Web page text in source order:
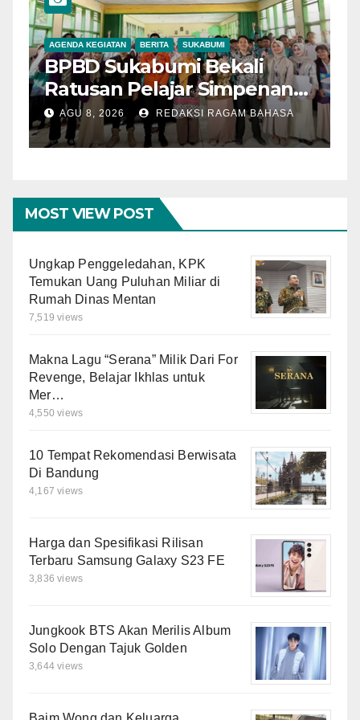
AGENDA KEGIATAN BERITA SUKABUMI
BPBD Sukabumi Bekali
Ratusan Pelajar Simpenan
dengan Mitigasi Bencana
dan PFA
AGU 8, 2026 REDAKSI RAGAM BAHASA
MOST VIEW POST
Ungkap Penggeledahan, KPK
Temukan Uang Puluhan Miliar di
Rumah Dinas Mentan
7,519 views
Makna Lagu “Serana” Milik Dari For
Revenge, Belajar Ikhlas untuk
Mer…
4,550 views
10 Tempat Rekomendasi Berwisata
Di Bandung
4,167 views
Harga dan Spesifikasi Rilisan
Terbaru Samsung Galaxy S23 FE
3,836 views
Jungkook BTS Akan Merilis Album
Solo Dengan Tajuk Golden
3,644 views